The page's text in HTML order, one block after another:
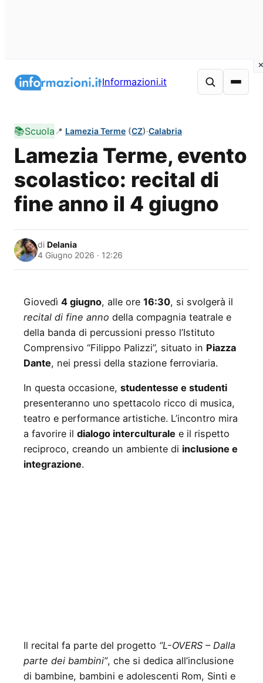
Informazioni.it
📚Scuola 📍 Lamezia Terme (CZ)·Calabria
Lamezia Terme, evento
scolastico: recital di
fine anno il 4 giugno
di Delania
4 Giugno 2026 · 12:26
Giovedì 4 giugno, alle ore 16:30, si svolgerà il
recital di fine anno della compagnia teatrale e
della banda di percussioni presso l’Istituto
Comprensivo “Filippo Palizzi”, situato in Piazza
Dante, nei pressi della stazione ferroviaria.
In questa occasione, studentesse e studenti
presenteranno uno spettacolo ricco di musica,
teatro e performance artistiche. L’incontro mira
a favorire il dialogo interculturale e il rispetto
reciproco, creando un ambiente di inclusione e
integrazione.
Il recital fa parte del progetto “L-OVERS – Dalla
parte dei bambini”, che si dedica all’inclusione
di bambine, bambini e adolescenti Rom, Sinti e